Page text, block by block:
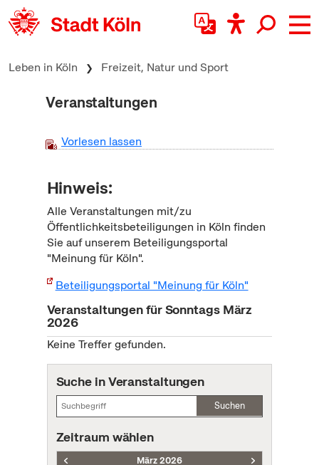
zum Inhalt springen
Leben in Köln Freizeit, Natur und Sport
Veranstaltungen
Vorlesen lassen
Hinweis:
Alle Veranstaltungen mit/zu
Öffentlichkeitsbeteiligungen in Köln finden
Sie auf unserem Beteiligungsportal
"Meinung für Köln".
Beteiligungsportal "Meinung für Köln"
Veranstaltungen für Sonntags März
2026
Keine Treffer gefunden.
Suche in Veranstaltungen
Suchen
Zeitraum wählen
März 2026